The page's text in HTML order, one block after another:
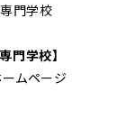
門学校
門学校】
ームページ